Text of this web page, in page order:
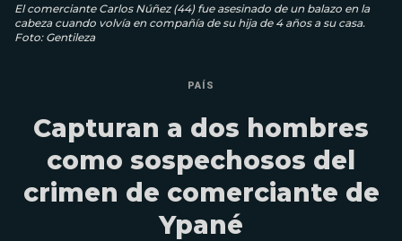
El comerciante Carlos Núñez (44) fue asesinado de un balazo en la
cabeza cuando volvía en compañía de su hija de 4 años a su casa.
Foto: Gentileza
PAÍS
Capturan a dos hombres
como sospechosos del
crimen de comerciante de
Ypané